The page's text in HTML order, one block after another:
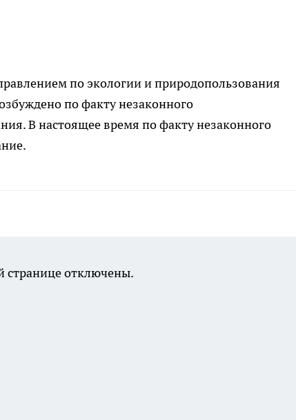
по экологии и природопользования
по факту незаконного
В настоящее время по факту незаконного
странице отключены.